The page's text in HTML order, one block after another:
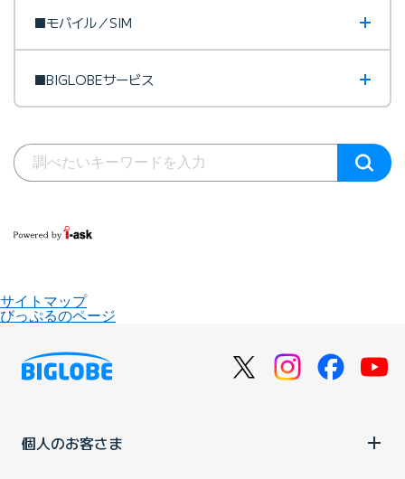
■モバイル／SIM
■BIGLOBEサービス
サイトマップ
びっぷるのページ
個人のお客さま